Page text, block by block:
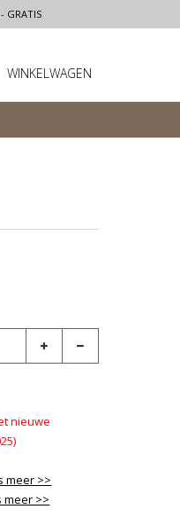
GRATIS
WINKELWAGEN
nieuwe
meer >>
meer >>